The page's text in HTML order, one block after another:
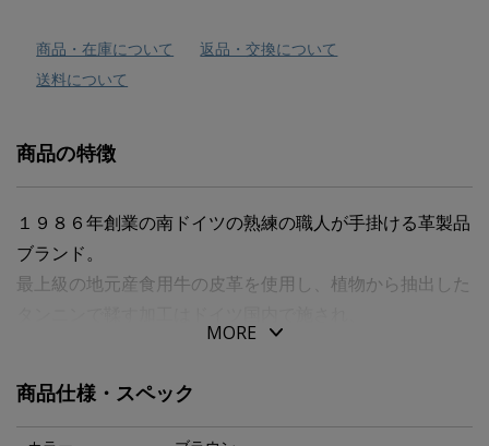
商品・在庫について
返品・交換について
送料について
商品の特徴
１９８６年創業の南ドイツの熟練の職人が手掛ける革製品
ブランド。
最上級の地元産食用牛の皮革を使用し、植物から抽出した
使い込むほど革の経年変化を楽しめます。
MORE
商品仕様・スペック